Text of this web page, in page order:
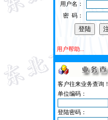
用户名：
密 码：
用户帮助...
客户往来业务查询！
单位编码：
登陆密码：